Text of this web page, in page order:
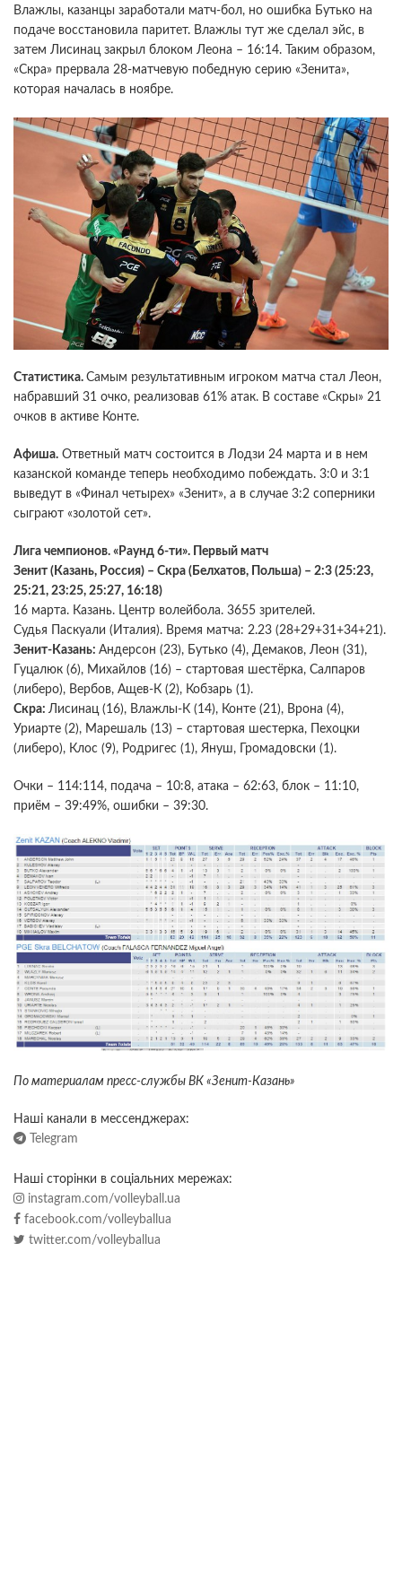
Влажлы, казанцы заработали матч-бол, но ошибка Бутько на
подаче восстановила паритет. Влажлы тут же сделал эйс, в
затем Лисинац закрыл блоком Леона – 16:14. Таким образом,
«Скра» прервала 28-матчевую победную серию «Зенита»,
которая началась в ноябре.
Статистика. Самым результативным игроком матча стал Леон,
набравший 31 очко, реализовав 61% атак. В составе «Скры» 21
очков в активе Конте.
Афиша. Ответный матч состоится в Лодзи 24 марта и в нем
казанской команде теперь необходимо побеждать. 3:0 и 3:1
выведут в «Финал четырех» «Зенит», а в случае 3:2 соперники
сыграют «золотой сет».
Лига чемпионов. «Раунд 6-ти». Первый матч
Зенит (Казань, Россия) – Скра (Белхатов, Польша) – 2:3 (25:23,
25:21, 23:25, 25:27, 16:18)
16 марта. Казань. Центр волейбола. 3655 зрителей.
Судья Паскуали (Италия). Время матча: 2.23 (28+29+31+34+21).
Зенит-Казань: Андерсон (23), Бутько (4), Демаков, Леон (31),
Гуцалюк (6), Михайлов (16) – стартовая шестёрка, Салпаров
(либеро), Вербов, Ащев-К (2), Кобзарь (1).
Скра: Лисинац (16), Влажлы-К (14), Конте (21), Врона (4),
Уриарте (2), Марешаль (13) – стартовая шестерка, Пехоцки
(либеро), Клос (9), Родригес (1), Януш, Громадовски (1).
Очки – 114:114, подача – 10:8, атака – 62:63, блок – 11:10,
приём – 39:49%, ошибки – 39:30.
По материалам пресс-службы ВК «Зенит-Казань»
Наші канали в мессенджерах:
Telegram
Наші сторінки в соціальних мережах:
instagram.com/volleyball.ua
facebook.com/volleyballua
twitter.com/volleyballua